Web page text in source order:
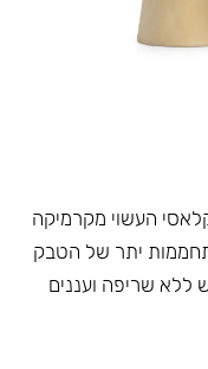
העשוי מקרמיקה
יתר של הטבק
ללא שריפה ועננים